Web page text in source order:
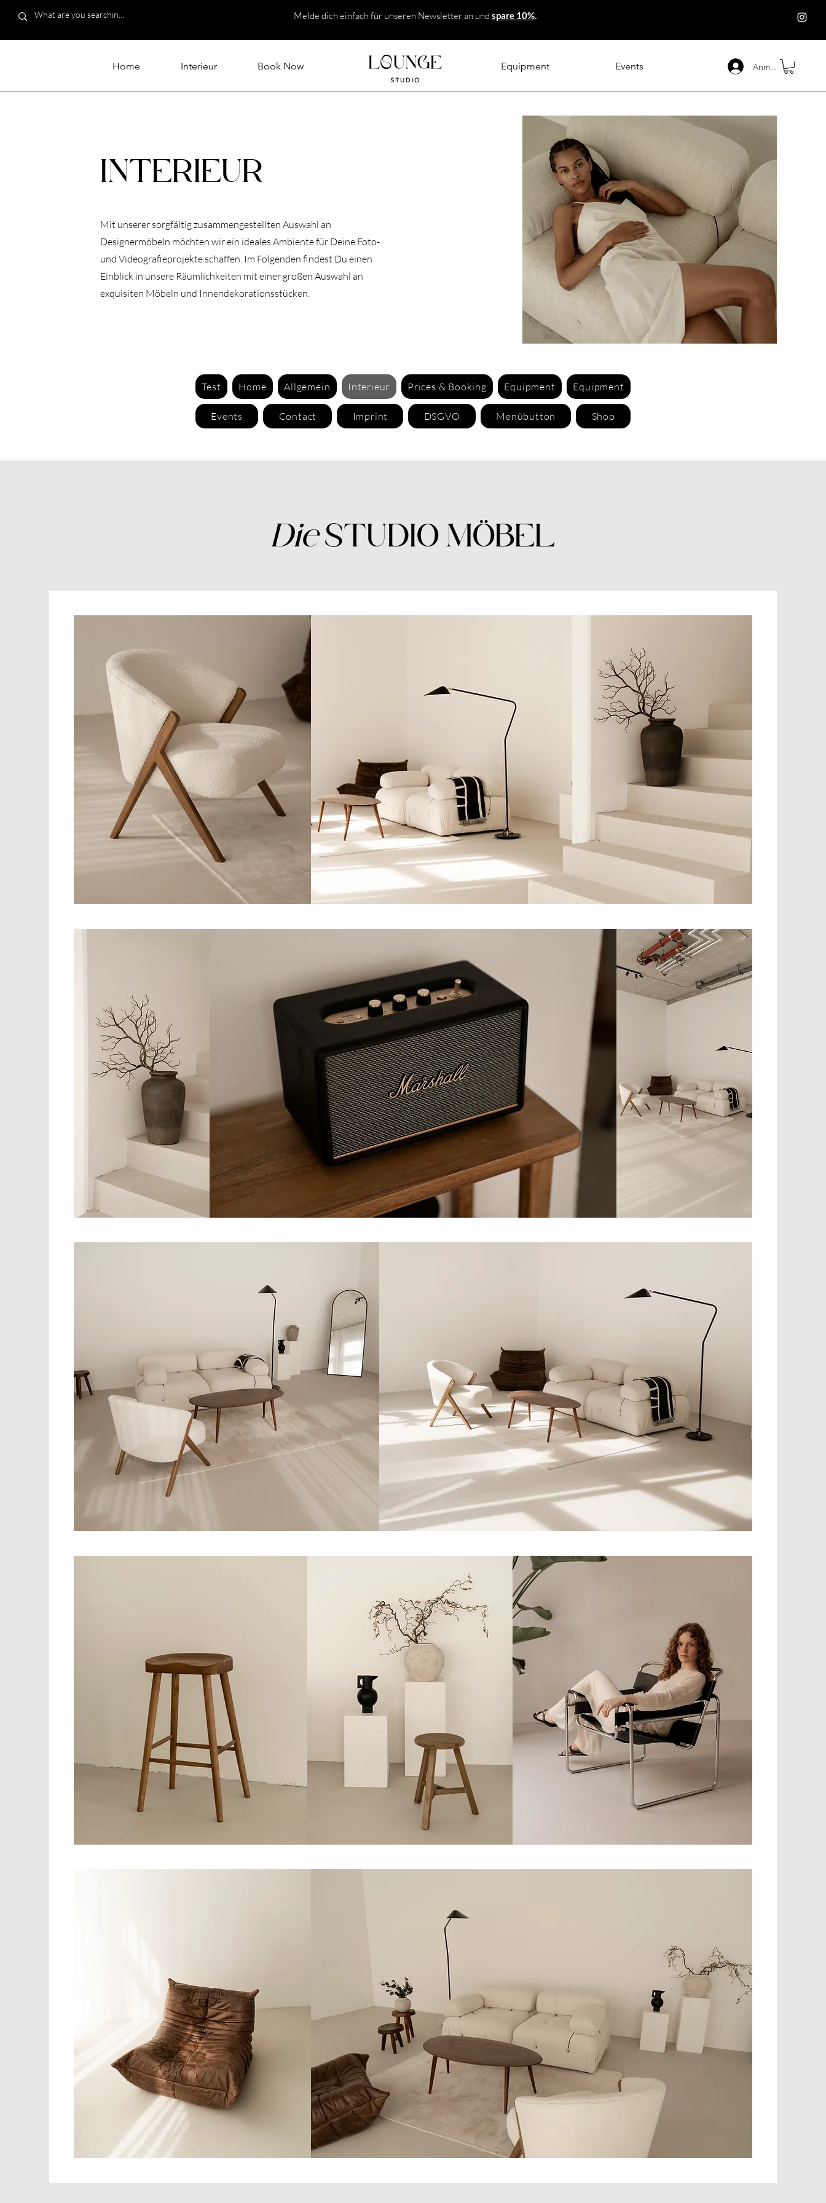
Melde dich einfach für unseren Newsletter an und spare 10%.
Home Interieur Book Now Equipment Events Anmelden
INTERIEUR
Mit unserer sorgfältig zusammengestellten Auswahl an
Designermöbeln möchten wir ein ideales Ambiente für Deine Foto-
und Videografieprojekte schaffen. Im Folgenden findest Du einen
Einblick in unsere Räumlichkeiten mit einer großen Auswahl an
exquisiten Möbeln und Innendekorationsstücken.
Test Home Allgemein Interieur Prices & Booking Equipment Equipment
Events Contact Imprint DSGVO Menübutton Shop
DieSTUDIO MÖBEL